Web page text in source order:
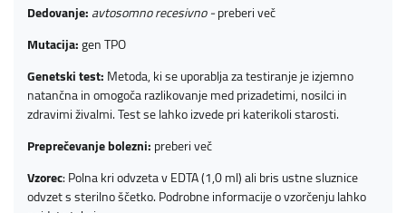
Dedovanje:avtosomno recesivno -preberi več
Mutacija:gen TPO
Genetski test:Metoda, ki se uporablja za testiranje je izjemno
natančna in omogoča razlikovanje med prizadetimi, nosilci in
zdravimi živalmi. Test se lahko izvede pri katerikoli starosti.
Preprečevanje bolezni:preberi več
Vzorec: Polna kri odvzeta v EDTA (1,0 ml) ali bris ustne sluznice
odvzet s sterilno ščetko. Podrobne informacije o vzorčenju lahko